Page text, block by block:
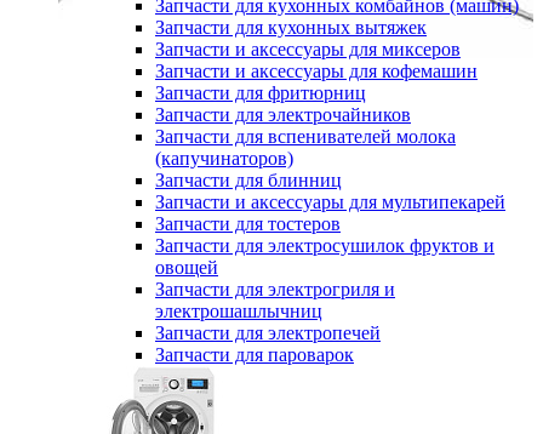
Запчасти для кухонных комбайнов (машин)
Запчасти для кухонных вытяжек
Запчасти и аксессуары для миксеров
Запчасти и аксессуары для кофемашин
Запчасти для фритюрниц
Запчасти для электрочайников
Запчасти для вспенивателей молока
(капучинаторов)
Запчасти для блинниц
Запчасти и аксессуары для мультипекарей
Запчасти для тостеров
Запчасти для электросушилок фруктов и
овощей
Запчасти для электрогриля и
электрошашлычниц
Запчасти для электропечей
Запчасти для пароварок